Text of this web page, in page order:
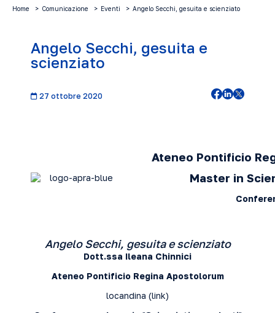
Home Comunicazione Eventi Angelo Secchi, gesuita e scienziato
Angelo Secchi, gesuita e
scienziato
27 ottobre 2020
Ateneo Pontificio
Master in
Angelo Secchi, gesuita e scienziato
Dott.ssa Ileana Chinnici
Ateneo Pontificio Regina Apostolorum
locandina (link)